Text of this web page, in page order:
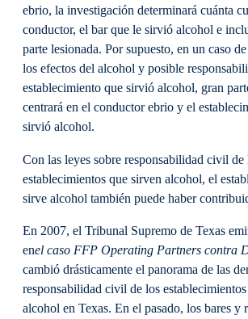
ebrio, la investigación determinará cuánta
conductor, el bar que le sirvió alcohol e
parte lesionada. Por supuesto, en un caso
los efectos del alcohol y posible
establecimiento que sirvió alcohol, gran
centrará en el conductor ebrio y el
sirvió alcohol.
Con las leyes sobre responsabilidad civil de
establecimientos que sirven alcohol, el
sirve alcohol también puede haber
En 2007, el Tribunal Supremo de Texas
enel caso FFP Operating Partners contra
cambió drásticamente el panorama de las
responsabilidad civil de los
alcohol en Texas. En el pasado, los bares y